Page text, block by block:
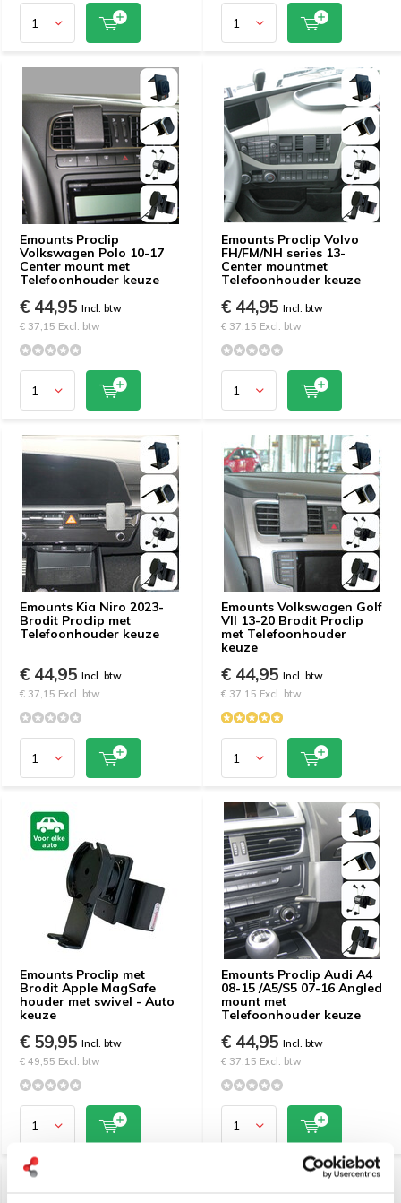
Emounts Proclip
Volkswagen Polo 10-17
Center mount met
Telefoonhouder keuze
€ 44,95 Incl. btw
€ 37,15 Excl. btw
Emounts Proclip Volvo
FH/FM/NH series 13-
Center mountmet
Telefoonhouder keuze
€ 44,95 Incl. btw
€ 37,15 Excl. btw
Emounts Kia Niro 2023-
Brodit Proclip met
Telefoonhouder keuze
€ 44,95 Incl. btw
€ 37,15 Excl. btw
Emounts Volkswagen Golf
VII 13-20 Brodit Proclip
met Telefoonhouder
keuze
€ 44,95 Incl. btw
€ 37,15 Excl. btw
Emounts Proclip met
Brodit Apple MagSafe
houder met swivel - Auto
keuze
€ 59,95 Incl. btw
€ 49,55 Excl. btw
Emounts Proclip Audi A4
08-15 /A5/S5 07-16 Angled
mount met
Telefoonhouder keuze
€ 44,95 Incl. btw
€ 37,15 Excl. btw